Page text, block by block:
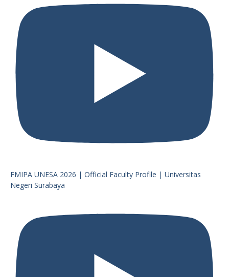
FMIPA UNESA 2026 | Official Faculty Profile | Universitas
Negeri Surabaya